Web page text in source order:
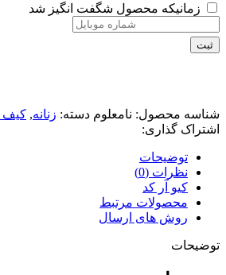
زمانیکه محصول شگفت انگیز شد
ثبت
شناسه محصول: نامعلوم دسته: زنانه, کیف
اشتراک گذاری:
توضیحات
نظرات (0)
کیو آر کد
محصولات مرتبط
روش های ارسال
توضیحات